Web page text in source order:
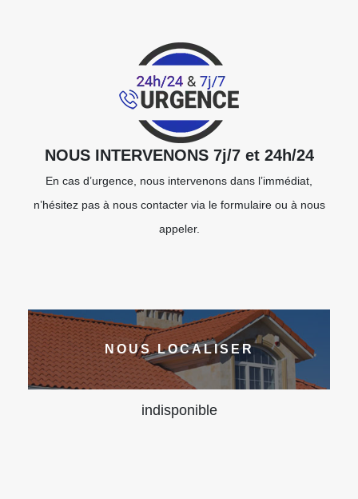
NOUS INTERVENONS 7j/7 et 24h/24
En cas d’urgence, nous intervenons dans l’immédiat,
n’hésitez pas à nous contacter via le formulaire ou à nous
appeler.
NOUS LOCALISER
indisponible